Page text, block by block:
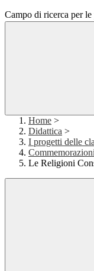
Campo di ricerca per
Home >
Didattica >
I progetti delle
Le Religioni